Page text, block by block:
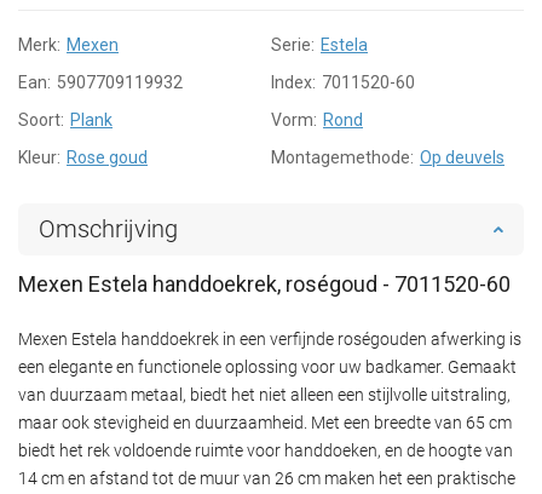
Merk: Mexen Serie: Estela
Ean: 5907709119932 Index: 7011520-60
Soort: Plank Vorm: Rond
Kleur: Rose goud Montagemethode: Op deuvels
Omschrijving
Mexen Estela handdoekrek, roségoud - 7011520-60
Mexen Estela handdoekrek in een verfijnde roségouden afwerking is
een elegante en functionele oplossing voor uw badkamer. Gemaakt
van duurzaam metaal, biedt het niet alleen een stijlvolle uitstraling,
maar ook stevigheid en duurzaamheid. Met een breedte van 65 cm
biedt het rek voldoende ruimte voor handdoeken, en de hoogte van
14 cm en afstand tot de muur van 26 cm maken het een praktische